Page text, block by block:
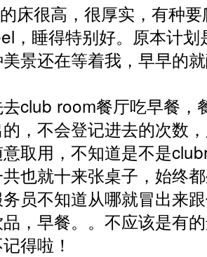
床很高，很厚实，有种
，睡得特别好。原本计
景还在等着我，早早的
club room餐厅吃早餐
，不会登记进去的次数
取用，不知道是不是
也就十来张桌子，始终
员不知道从哪就冒出来
，早餐。。不应该是有
得啦！